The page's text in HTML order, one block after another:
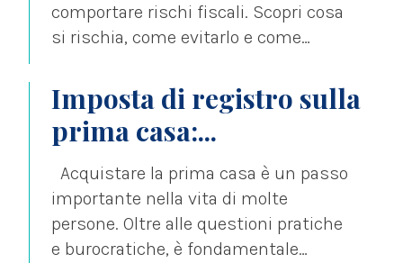
comportare rischi fiscali. Scopri cosa
si rischia, come evitarlo e come
Imposta di registro sulla
prima casa:...
Acquistare la prima casa è un passo
importante nella vita di molte
persone. Oltre alle questioni pratiche
e burocratiche, è fondamentale